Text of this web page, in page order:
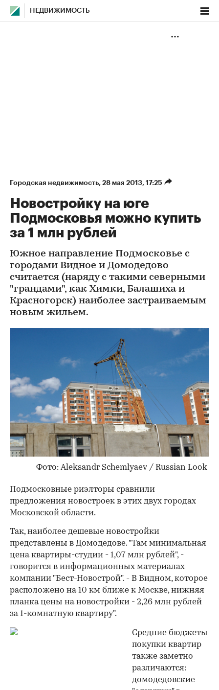
НЕДВИЖИМОСТЬ
Городская недвижимость⁠, 28 мая 2013, 17:25
Новостройку на юге
Подмосковья можно купить
за 1 млн рублей
Южное направление Подмосковье с
городами Видное и Домодедово
считается (наряду с такими северными
"грандами", как Химки, Балашиха и
Красногорск) наиболее застраиваемым
новым жильем.
Фото: Aleksandr Schemlyaev / Russian Look
Подмосковные риэлторы сравнили
предложения новостроек в этих двух городах
Московской области.
Так, наиболее дешевые новостройки
представлены в Домодедове. "Там минимальная
цена квартиры-студии - 1,07 млн рублей", -
говорится в информационных материалах
компании "Бест-Новострой". - В Видном, которое
расположено на 10 км ближе к Москве, нижняя
планка цены на новостройки - 2,26 млн рублей
за 1-комнатную квартиру".
Средние бюджеты
покупки квартир
также заметно
различаются:
домодедовские